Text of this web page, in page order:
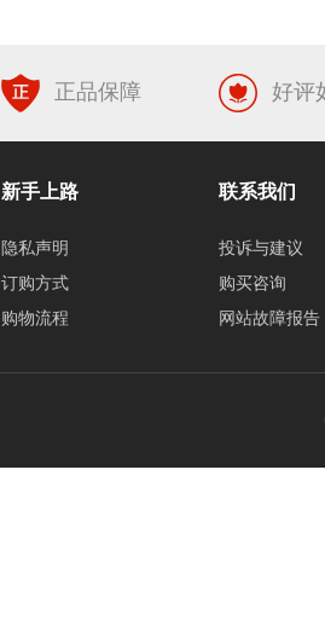
正品保障 好评
新手上路
隐私声明
订购方式
购物流程
联系我们
投诉与建议
购买咨询
网站故障报告